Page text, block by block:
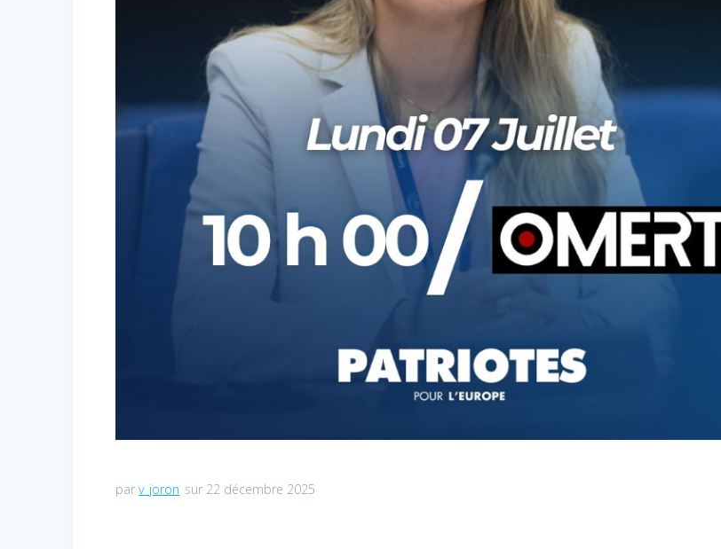
parv_joron sur 22 décembre 2025